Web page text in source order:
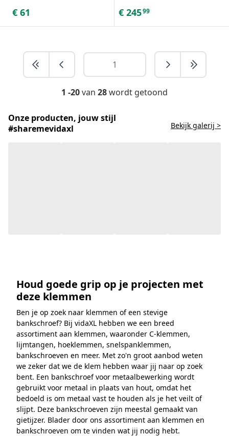
€ 61 € 24599
1 -20van 28wordt getoond
Onze producten, jouw stijl
#sharemevidaxl
Bekijk galerij >
Houd goede grip op je projecten met
deze klemmen
Ben je op zoek naar klemmen of een stevige
bankschroef? Bij vidaXL hebben we een breed
assortiment aan klemmen, waaronder C-klemmen,
lijmtangen, hoeklemmen, snelspanklemmen,
bankschroeven en meer. Met zo'n groot aanbod weten
we zeker dat we de klem hebben waar jij naar op zoek
bent. Een bankschroef voor metaalbewerking wordt
gebruikt voor metaal in plaats van hout, omdat het
bedoeld is om metaal vast te houden als je het veilt of
slijpt. Deze bankschroeven zijn meestal gemaakt van
gietijzer. Blader door ons assortiment aan klemmen en
bankschroeven om te vinden wat jij nodig hebt.